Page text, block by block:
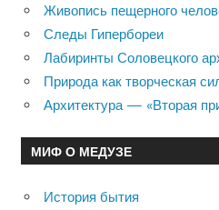
Живопись пещерного
Следы Гипербореи
Лабиринты Соловецкого
Природа как творческая
Архитектура — «Вторая
МИФ О МЕДУЗЕ
История бытия